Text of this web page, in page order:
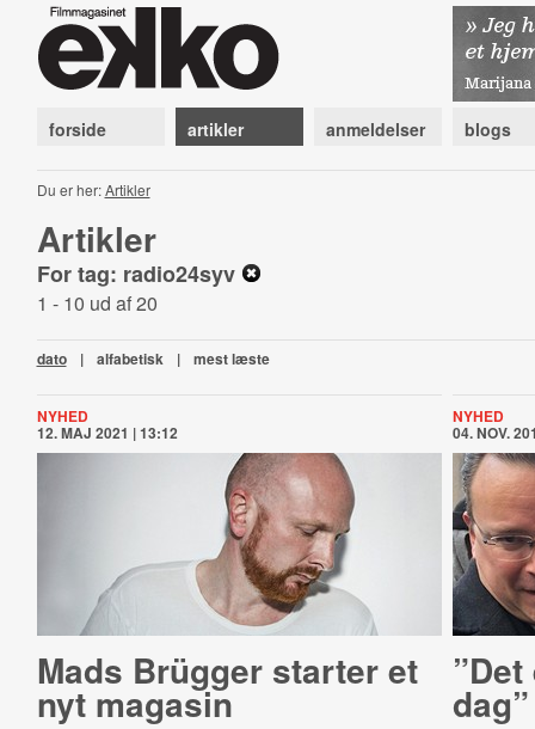
forside artikler anmeldelser blogs
Du er her:Artikler
Artikler
For tag: radio24syv
1 - 10 ud af 20
dato | alfabetisk | mest læste
NYHED
12. MAJ 2021 | 13:12
Mads Brügger starter et
nyt magasin
NYHED
04. NOV.
dag”